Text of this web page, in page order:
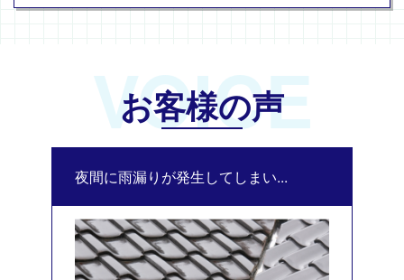
VOICE
お客様の声
夜間に雨漏りが発生してしまい...